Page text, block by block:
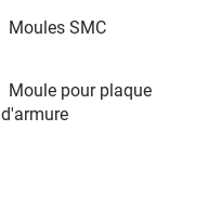
Moules SMC
Moule pour plaque
d'armure